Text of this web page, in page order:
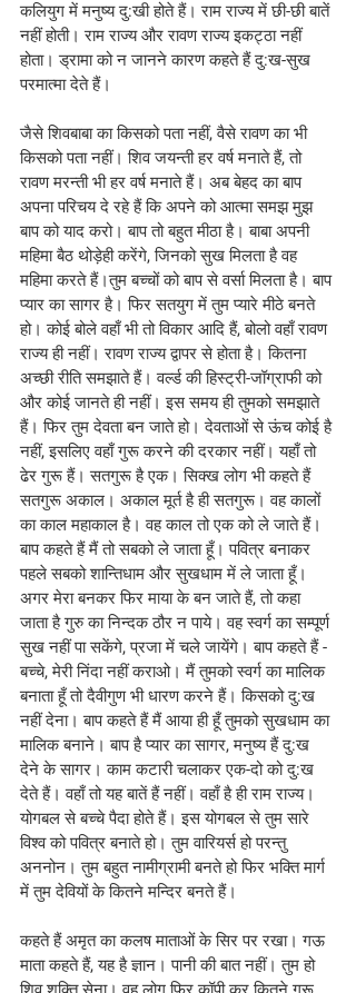
कलियुग में मनुष्य दु:खी होते हैं। राम राज्य में छी-छी बातें
नहीं होती। राम राज्य और रावण राज्य इकट्ठा नहीं
होता। ड्रामा को न जानने कारण कहते हैं दु:ख-सुख
परमात्मा देते हैं।
जैसे शिवबाबा का किसको पता नहीं, वैसे रावण का भी
किसको पता नहीं। शिव जयन्ती हर वर्ष मनाते हैं, तो
रावण मरन्ती भी हर वर्ष मनाते हैं। अब बेहद का बाप
अपना परिचय दे रहे हैं कि अपने को आत्मा समझ मुझ
बाप को याद करो। बाप तो बहुत मीठा है। बाबा अपनी
महिमा बैठ थोड़ेही करेंगे, जिनको सुख मिलता है वह
महिमा करते हैं।तुम बच्चों को बाप से वर्सा मिलता है। बाप
प्यार का सागर है। फिर सतयुग में तुम प्यारे मीठे बनते
हो। कोई बोले वहाँ भी तो विकार आदि हैं, बोलो वहाँ रावण
राज्य ही नहीं। रावण राज्य द्वापर से होता है। कितना
अच्छी रीति समझाते हैं। वर्ल्ड की हिस्ट्री-जॉग्राफी को
और कोई जानते ही नहीं। इस समय ही तुमको समझाते
हैं। फिर तुम देवता बन जाते हो। देवताओं से ऊंच कोई है
नहीं, इसलिए वहाँ गुरू करने की दरकार नहीं। यहाँ तो
ढेर गुरू हैं। सतगुरू है एक। सिक्ख लोग भी कहते हैं
सतगुरू अकाल। अकाल मूर्त है ही सतगुरू। वह कालों
का काल महाकाल है। वह काल तो एक को ले जाते हैं।
बाप कहते हैं मैं तो सबको ले जाता हूँ। पवित्र बनाकर
पहले सबको शान्तिधाम और सुखधाम में ले जाता हूँ।
अगर मेरा बनकर फिर माया के बन जाते हैं, तो कहा
जाता है गुरु का निन्दक ठौर न पाये। वह स्वर्ग का सम्पूर्ण
सुख नहीं पा सकेंगे, प्रजा में चले जायेंगे। बाप कहते हैं -
बच्चे, मेरी निंदा नहीं कराओ। मैं तुमको स्वर्ग का मालिक
बनाता हूँ तो दैवीगुण भी धारण करने हैं। किसको दु:ख
नहीं देना। बाप कहते हैं मैं आया ही हूँ तुमको सुखधाम का
मालिक बनाने। बाप है प्यार का सागर, मनुष्य हैं दु:ख
देने के सागर। काम कटारी चलाकर एक-दो को दु:ख
देते हैं। वहाँ तो यह बातें हैं नहीं। वहाँ है ही राम राज्य।
योगबल से बच्चे पैदा होते हैं। इस योगबल से तुम सारे
विश्व को पवित्र बनाते हो। तुम वारियर्स हो परन्तु
अननोन। तुम बहुत नामीग्रामी बनते हो फिर भक्ति मार्ग
में तुम देवियों के कितने मन्दिर बनते हैं।
कहते हैं अमृत का कलष माताओं के सिर पर रखा। गऊ
माता कहते हैं, यह है ज्ञान। पानी की बात नहीं। तुम हो